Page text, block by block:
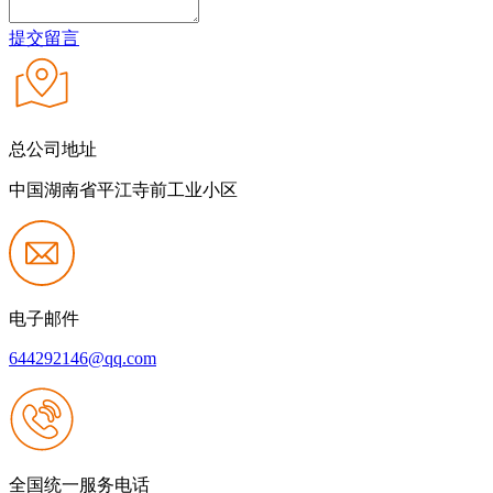
提交留言
总公司地址
中国湖南省平江寺前工业小区
电子邮件
644292146@qq.com
全国统一服务电话